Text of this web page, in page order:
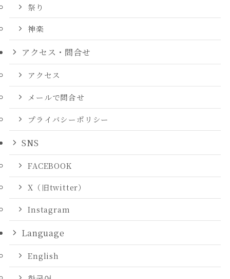
祭り
神楽
アクセス・問合せ
アクセス
メールで問合せ
プライバシーポリシー
SNS
FACEBOOK
X（旧twitter）
Instagram
Language
English